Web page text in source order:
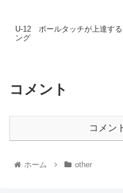
U-12 ボールタッチが上達する
ング
コメント
コメン
ホーム other